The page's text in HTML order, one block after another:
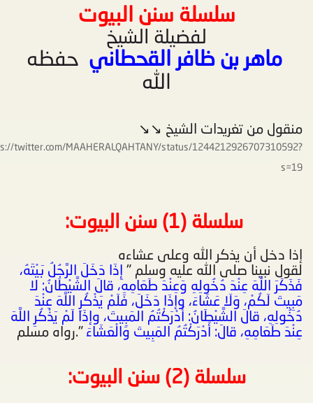
سلسلة سنن البيوت
لفضيلة الشيخ
ماهر بن ظافر القحطاني حفظه
الله
منقول من تغريدات الشيخ ↘️↘️
twitter.com/MAAHERALQAHTANY/status/1244212926707310592?
s=19
‏ سلسلة (1) سنن البيوت :
إذا دخل أن يذكر الله وعلى عشاءه
لقول نبينا صلى الله عليه وسلم " إِذَا دَخَلَ الرَّجُلُ بَيْتَهُ،
فَذَكَرَ اللَّهَ عِنْدَ دُخُولِهِ وَعِنْدَ طَعَامِهِ، قالَ الشَّيْطَانُ: لا
مَبِيتَ لَكُمْ، وَلَا عَشَاءَ، وإذَا دَخَلَ، فَلَمْ يَذْكُرِ اللَّهَ عِنْدَ
دُخُولِهِ، قالَ الشَّيْطَانُ: أَدْرَكْتُمُ المَبِيتَ، وإذَا لَمْ يَذْكُرِ اللَّهَ
عِنْدَ طَعَامِهِ، قالَ: أَدْرَكْتُمُ المَبِيتَ وَالْعَشَاءَ ".رواه مسلم
سلسلة (2) سنن البيوت :